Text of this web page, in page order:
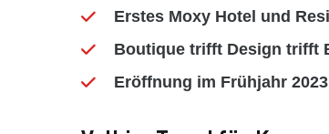
Erstes Moxy Hotel und
Boutique trifft Design trifft
Eröffnung im Frühjahr